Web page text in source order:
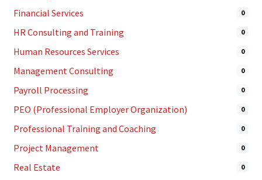
Financial Services 0
HR Consulting and Training 0
Human Resources Services 0
Management Consulting 0
Payroll Processing 0
PEO (Professional Employer Organization) 0
Professional Training and Coaching 0
Project Management 0
Real Estate 0